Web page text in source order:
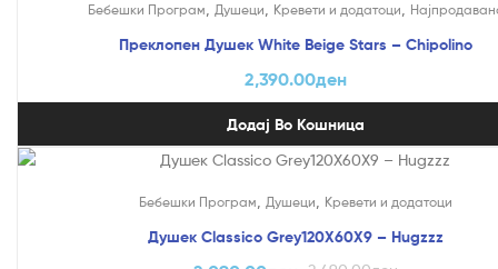
Бебешки Програм Душеци Кревети и додатоци
Преклопен Душек White Beige Stars – Chipolino
2,390.00ден
Додај Во Кошница
Бебешки Програм Душеци Кревети и додатоци
Душек Classico Grey120X60X9 – Hugzzz